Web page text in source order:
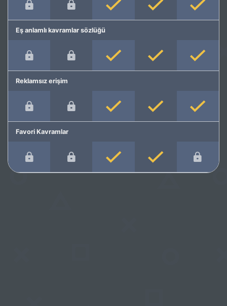
Eş anlamlı kavramlar sözlüğü
Reklamsız erişim
Favori Kavramlar